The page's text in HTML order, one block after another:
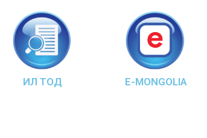
ИЛ ТОД E-MONGOLIA